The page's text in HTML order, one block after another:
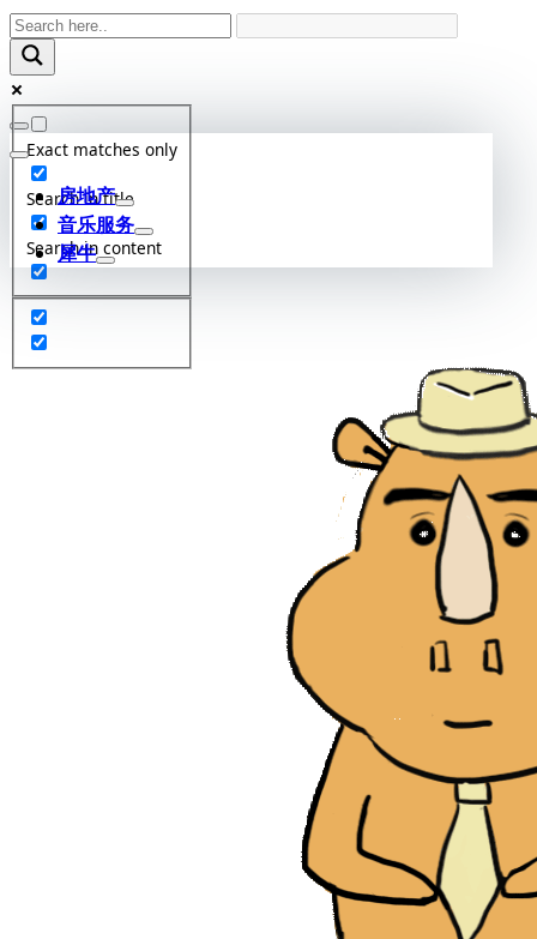
Skip
to
content
Exact matches only
Search in title
Search in content
房地产
音乐服务
犀牛